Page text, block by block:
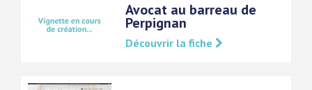
Avocat au barreau de
Perpignan
Découvrir la fiche